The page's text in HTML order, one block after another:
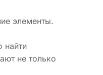
элементы.
найти
не только